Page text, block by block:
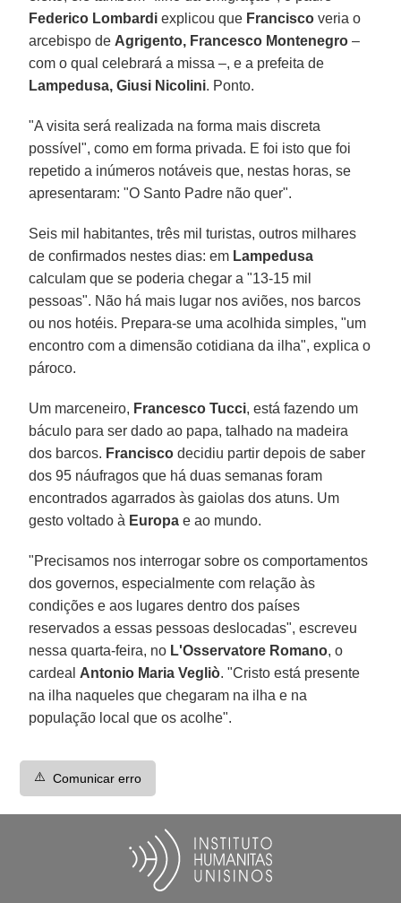
Federico Lombardi explicou que Francisco veria o
arcebispo de Agrigento, Francesco Montenegro –
com o qual celebrará a missa –, e a prefeita de
Lampedusa, Giusi Nicolini. Ponto.
"A visita será realizada na forma mais discreta
possível", como em forma privada. E foi isto que foi
repetido a inúmeros notáveis que, nestas horas, se
apresentaram: "O Santo Padre não quer".
Seis mil habitantes, três mil turistas, outros milhares
de confirmados nestes dias: em Lampedusa
calculam que se poderia chegar a "13-15 mil
pessoas". Não há mais lugar nos aviões, nos barcos
ou nos hotéis. Prepara-se uma acolhida simples, "um
encontro com a dimensão cotidiana da ilha", explica o
pároco.
Um marceneiro, Francesco Tucci, está fazendo um
báculo para ser dado ao papa, talhado na madeira
dos barcos. Francisco decidiu partir depois de saber
dos 95 náufragos que há duas semanas foram
encontrados agarrados às gaiolas dos atuns. Um
gesto voltado à Europa e ao mundo.
"Precisamos nos interrogar sobre os comportamentos
dos governos, especialmente com relação às
condições e aos lugares dentro dos países
reservados a essas pessoas deslocadas", escreveu
nessa quarta-feira, no L'Osservatore Romano, o
cardeal Antonio Maria Vegliò. "Cristo está presente
na ilha naqueles que chegaram na ilha e na
população local que os acolhe".
⚠️ Comunicar erro